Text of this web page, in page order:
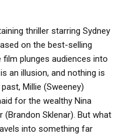
thriller starring Sydney
on the best-selling
plunges audiences into
an illusion, and nothing is
Millie (Sweeney)
for the wealthy Nina
(Brandon Sklenar). But what
into something far